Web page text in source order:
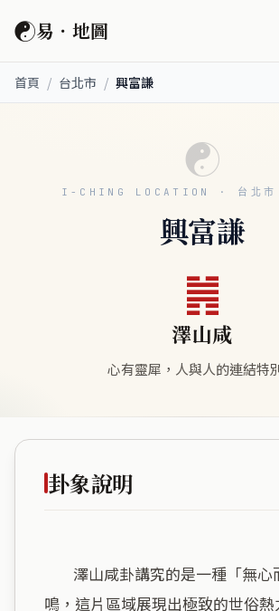
☯易．地圖
首頁 / 台北市 / 興富謙
☯
I-CHING LOCATION · 台北
興富謙
䷞
澤山咸
心有靈犀，人與人的連結特
卦象說明
鳴，這片區域展現出極致的世俗